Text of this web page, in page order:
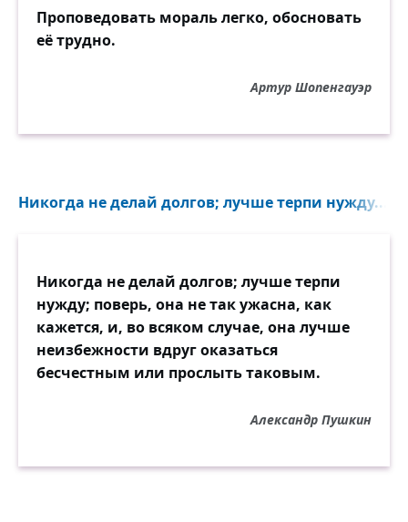
Проповедовать мораль легко, обосновать
её трудно.
Артур Шопенгауэр
Никогда не делай долгов; лучше терпи нужду...
Никогда не делай долгов; лучше терпи
нужду; поверь, она не так ужасна, как
кажется, и, во всяком случае, она лучше
неизбежности вдруг оказаться
бесчестным или прослыть таковым.
Александр Пушкин